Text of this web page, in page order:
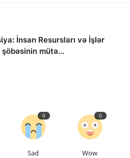
İnsan Resursları və İşlər
mütə...
0
Sad
0
Wow